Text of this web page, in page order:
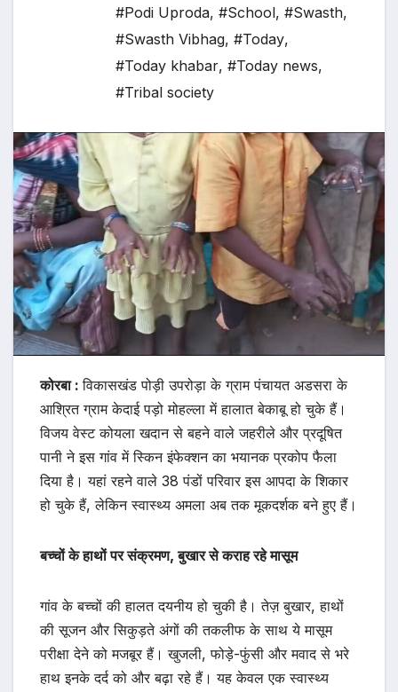
#Podi Uproda, #School, #Swasth,
#Swasth Vibhag, #Today,
#Today khabar, #Today news,
#Tribal society
कोरबा :विकासखंड पोड़ी उपरोड़ा के ग्राम पंचायत अडसरा के
आश्रित ग्राम केदाई पड़ो मोहल्ला में हालात बेकाबू हो चुके हैं।
विजय वेस्ट कोयला खदान से बहने वाले जहरीले और प्रदूषित
पानी ने इस गांव में स्किन इंफेक्शन का भयानक प्रकोप फैला
दिया है। यहां रहने वाले 38 पंडों परिवार इस आपदा के शिकार
हो चुके हैं, लेकिन स्वास्थ्य अमला अब तक मूकदर्शक बने हुए हैं।
बच्चों के हाथों पर संक्रमण, बुखार से कराह रहे मासूम
गांव के बच्चों की हालत दयनीय हो चुकी है। तेज़ बुखार, हाथों
की सूजन और सिकुड़ते अंगों की तकलीफ के साथ ये मासूम
परीक्षा देने को मजबूर हैं। खुजली, फोड़े-फुंसी और मवाद से भरे
हाथ इनके दर्द को और बढ़ा रहे हैं। यह केवल एक स्वास्थ्य